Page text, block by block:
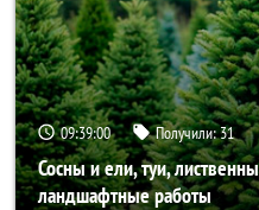
09:38:58 Получили:31
Сосны и ели, туи,
ландшафтные работы